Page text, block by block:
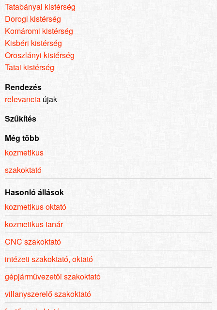
Tatabányai kistérség
Dorogi kistérség
Komáromi kistérség
Kisbéri kistérség
Oroszlányi kistérség
Tatai kistérség
Rendezés
relevancia újak
Szűkítés
Még több
kozmetikus
szakoktató
Hasonló állások
kozmetikus oktató
kozmetikus tanár
CNC szakoktató
intézeti szakoktató, oktató
gépjárművezetői szakoktató
villanyszerelő szakoktató